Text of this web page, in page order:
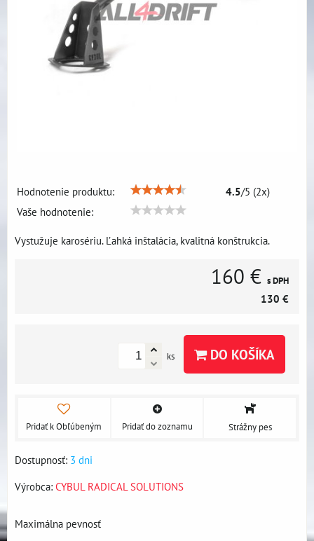
Hodnotenie produktu: 4.5/5 (2x)
Vaše hodnotenie:
Vystužuje karosériu. Ľahká inštalácia, kvalitná konštrukcia.
160 € s DPH
130 €
ks DO KOŠÍKA
Pridať k Obľúbeným Pridať do zoznamu Strážny pes
Dostupnosť: 3 dni
Výrobca: CYBUL RADICAL SOLUTIONS
Maximálna pevnosť